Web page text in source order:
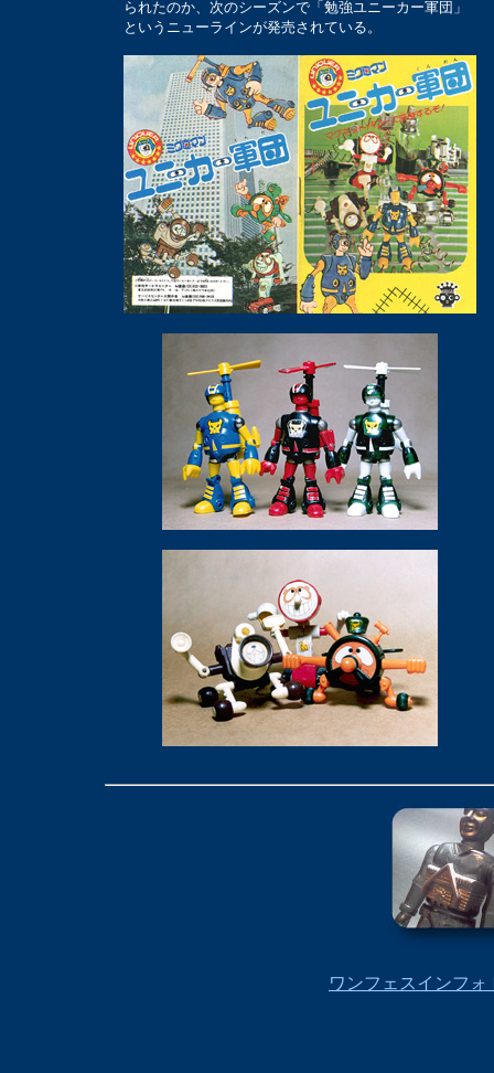
られたのか、次のシーズンで「勉強ユニーカー軍団」
というニューラインが発売されている。
ワンフェスインフォ